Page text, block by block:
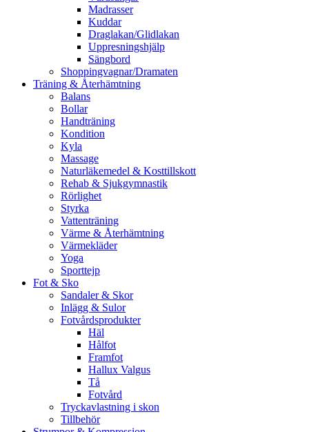
Madrasser
Kuddar
Draglakan/Glidlakan
Uppresningshjälp
Sängbord
Shoppingvagnar/Dramaten
Träning & Återhämtning
Balans
Bollar
Handträning
Kondition
Kyla
Massage
Naturläkemedel & Kosttillskott
Rehab & Sjukgymnastik
Rörlighet
Styrka
Vattenträning
Värme & Återhämtning
Värmekläder
Yoga
Sporttejp
Fot & Sko
Sandaler & Skor
Inlägg & Sulor
Fotvårdsprodukter
Häl
Hålfot
Framfot
Hallux Valgus
Tå
Fotvård
Tryckavlastning i skon
Tillbehör